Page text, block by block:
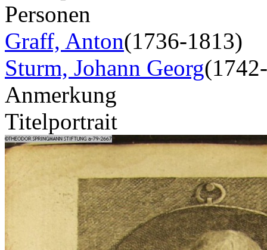
Personen
Graff, Anton(1736-1813)
Sturm, Johann Georg
Anmerkung
Titelportrait